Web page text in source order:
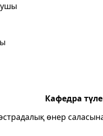
Кафедра
өнер